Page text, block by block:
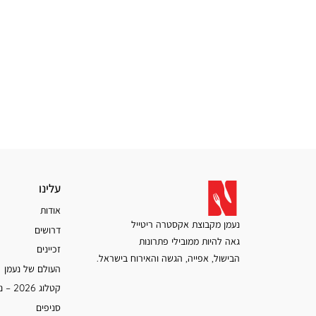
נעמן מקבוצת אקסטרה ריטייל
גאה להיות ממובילי פתרונות
הבישול, אפייה, הגשה והאירוח בישראל.
עלינו
עלינו
אודות
דרושים
זכיינים
העולם של נעמן
קטלוג 2026 – נעמן
סניפים